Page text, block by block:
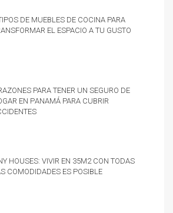
de muebles de cocina para
el espacio a tu gusto
para tener un Seguro de
en Panamá para cubrir
Houses: vivir en 35m2 con todas
comodidades es posible